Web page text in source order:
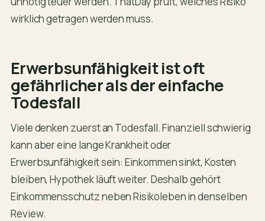
wirklich getragen werden muss.
Erwerbsunfähigkeit ist oft
gefährlicher als der einfache
Todesfall
Viele denken zuerst an Todesfall. Finanziell schwierig
kann aber eine lange Krankheit oder
Erwerbsunfähigkeit sein: Einkommen sinkt, Kosten
bleiben, Hypothek läuft weiter. Deshalb gehört
Einkommensschutz neben Risikoleben in denselben
Review.